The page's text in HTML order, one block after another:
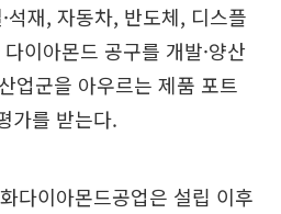
석재, 자동차, 반도체, 디스플
이아몬드 공구를 개발·양산
업군을 아우르는 제품 포트
가를 받는다.
다이아몬드공업은 설립 이후